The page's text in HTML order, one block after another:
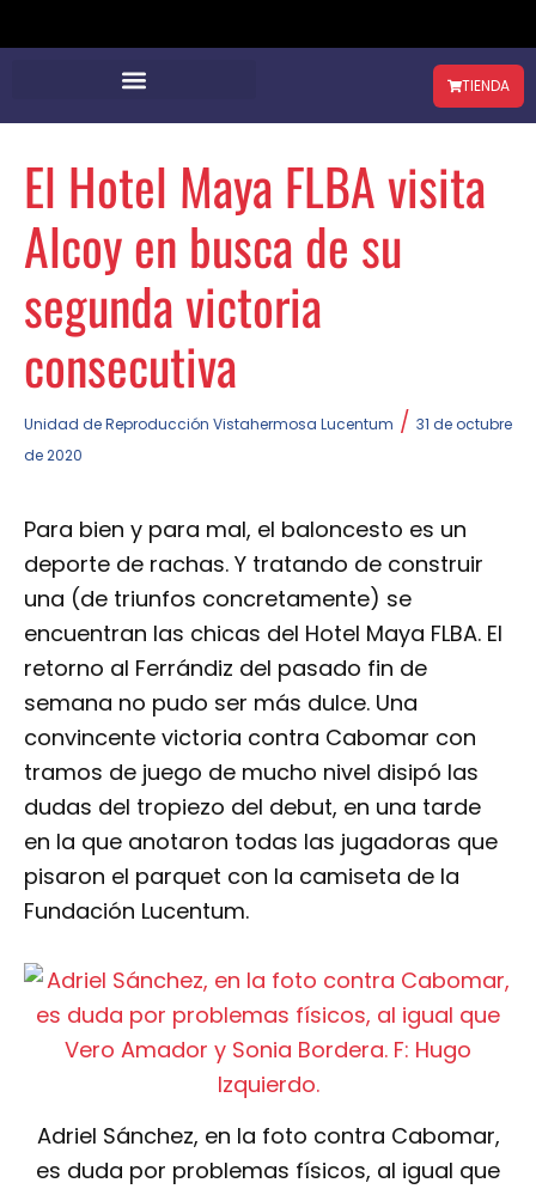
TIENDA
El Hotel Maya FLBA visita
Alcoy en busca de su
segunda victoria
consecutiva
Unidad de Reproducción Vistahermosa Lucentum / 31 de octubre
de 2020
Para bien y para mal, el baloncesto es un
deporte de rachas. Y tratando de construir
una (de triunfos concretamente) se
encuentran las chicas del Hotel Maya FLBA. El
retorno al Ferrándiz del pasado fin de
semana no pudo ser más dulce. Una
convincente victoria contra Cabomar con
tramos de juego de mucho nivel disipó las
dudas del tropiezo del debut, en una tarde
en la que anotaron todas las jugadoras que
pisaron el parquet con la camiseta de la
Fundación Lucentum.
Adriel Sánchez, en la foto contra Cabomar,
es duda por problemas físicos, al igual que